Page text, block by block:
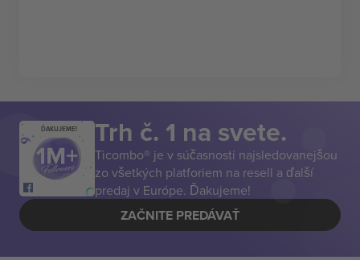
ĎAKUJEME! Trh č. 1 na svete.
Ticombo® je v súčasnosti najsledovanejšou
zo všetkých platforiem na resell a ďalší
predaj v Európe. Ďakujeme!
ZAČNITE PREDÁVAŤ